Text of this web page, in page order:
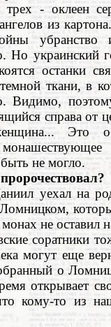
трех - оклеен
из
убранство
Но украинский
останки
ткани, в
Видимо,
справа от
Это
не могло.
уехал на
не оставил
соратники
могут еще
о
открывает
кому-то из